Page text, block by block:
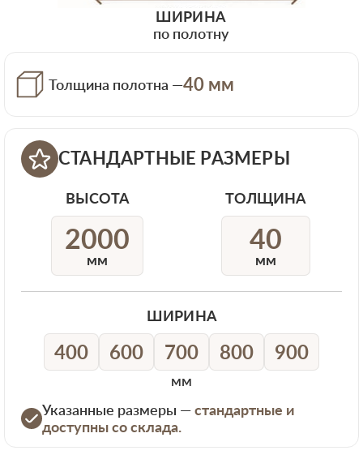
ШИРИНА
по полотну
Толщина полотна —40 мм
СТАНДАРТНЫЕ РАЗМЕРЫ
ВЫСОТА
2000
мм
ШИРИНА
400 600 700 800 900
мм
ТОЛЩИНА
40
мм
Указанные размеры —стандартные и
доступны со склада.